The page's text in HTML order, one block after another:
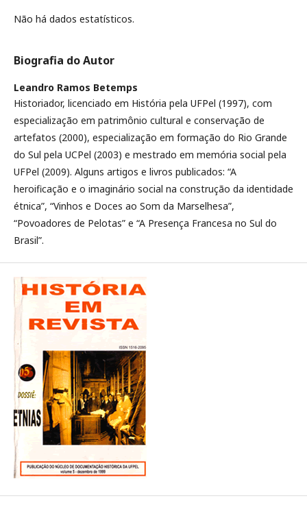
Não há dados estatísticos.
Biografia do Autor
Leandro Ramos Betemps
Historiador, licenciado em História pela UFPel (1997), com
especialização em patrimônio cultural e conservação de
artefatos (2000), especialização em formação do Rio Grande
do Sul pela UCPel (2003) e mestrado em memória social pela
UFPel (2009). Alguns artigos e livros publicados: “A
heroificação e o imaginário social na construção da identidade
étnica”, “Vinhos e Doces ao Som da Marselhesa”,
“Povoadores de Pelotas” e “A Presença Francesa no Sul do
Brasil”.